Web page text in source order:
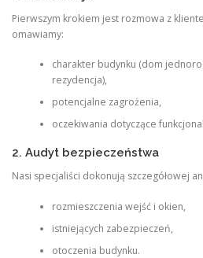
Pierwszym krokiem jest rozmowa z
omawiamy:
charakter budynku (dom
rezydencja),
potencjalne zagrożenia,
oczekiwania dotyczące
2. Audyt bezpieczeństwa
Nasi specjaliści dokonują szczegółowej
rozmieszczenia wejść i okien,
istniejących zabezpieczeń,
otoczenia budynku.